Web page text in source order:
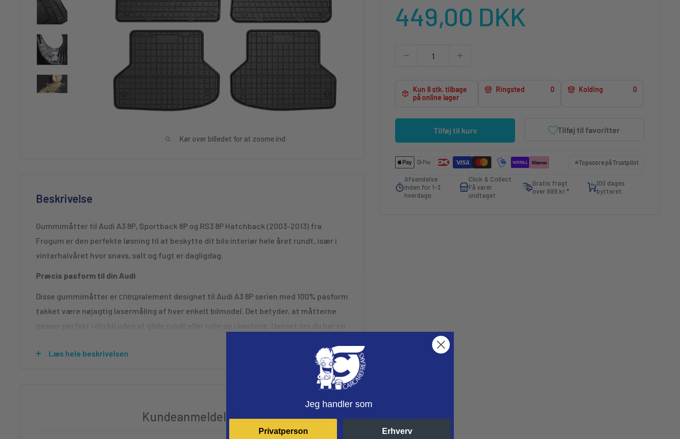
Kør over billedet for at zoome ind
Udsalgspris
449,00 DKK
Kun 8 stk. tilbage
på online lager
Ringsted 0 Kolding 0
Tilføj til kurv Tilføj til favoritter
⭐️Topscore påTrustpilot
Afsendelse
inden for 1-3
hverdage.
Click & Collect.
Få varer
undtaget.
Gratis fragt
over 699 kr.*
100 dages
bytteret.
Beskrivelse
Gummimåtter til Audi A3 8P, Sportback 8P og RS3 8P Hatchback (2003-2013) fra
Frogum er den perfekte løsning til at beskytte dit bils interiør hele året rundt, især i
vinterhalvåret hvor snavs, salt og fugt er dagligdag.
Præcis pasform til din Audi
Disse gummimåtter er специalement designet til Audi A3 8P serien med 100% pasform
takket være nøjagtig lasermåling af hver enkelt bilmodel. Det betyder, at måtterne
passer perfekt i din bil uden at glide rundt eller rulle op i kantene. Uanset om du har en
præcise tilpasning optimal dækning af gulvet.
modstandskraft mod slitage. Det funktionelle ternet mønster på måtterne giver ikke
kun et professionelt udseende, men hjælper også med at fastholde snavs og
Læs hele beskrivelsen
Kundeanmeldelser
Jeg handler som
Privatperson Erhverv